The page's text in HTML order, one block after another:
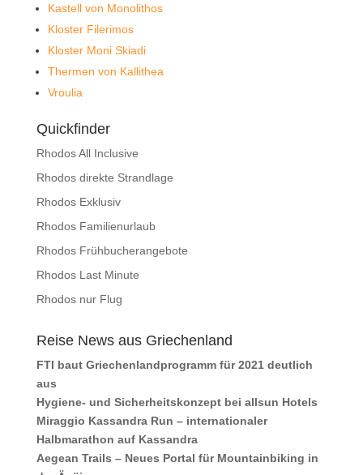
Kastell von Monolithos
Kloster Filerimos
Kloster Moni Skiadi
Thermen von Kallithea
Vroulia
Quickfinder
Rhodos All Inclusive
Rhodos direkte Strandlage
Rhodos Exklusiv
Rhodos Familienurlaub
Rhodos Frühbucherangebote
Rhodos Last Minute
Rhodos nur Flug
Reise News aus Griechenland
FTI baut Griechenlandprogramm für 2021 deutlich
aus
Hygiene- und Sicherheitskonzept bei allsun Hotels
Miraggio Kassandra Run – internationaler
Halbmarathon auf Kassandra
Aegean Trails – Neues Portal für Mountainbiking in